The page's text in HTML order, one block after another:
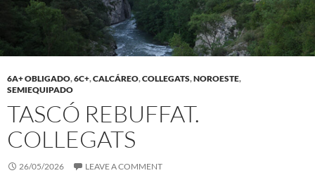
6A+ OBLIGADO,6C+,CALCÁREO,COLLEGATS,NOROESTE,
SEMIEQUIPADO
TASCÓ REBUFFAT.
COLLEGATS
26/05/2026 LEAVE A COMMENT